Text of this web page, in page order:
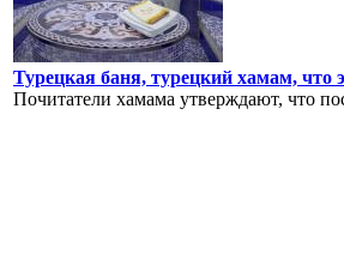
Турецкая баня, турецкий хамам, что
Почитатели хамама утверждают, что